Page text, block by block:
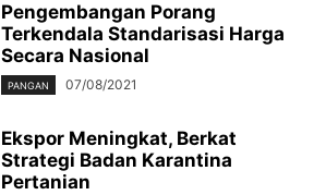
Pengembangan Porang
Terkendala Standarisasi Harga
Secara Nasional
PANGAN 07/08/2021
Ekspor Meningkat, Berkat
Strategi Badan Karantina
Pertanian